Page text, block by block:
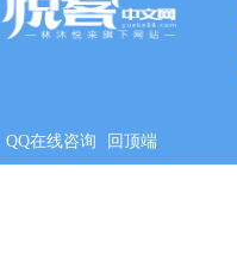
QQ在线咨询 回顶端